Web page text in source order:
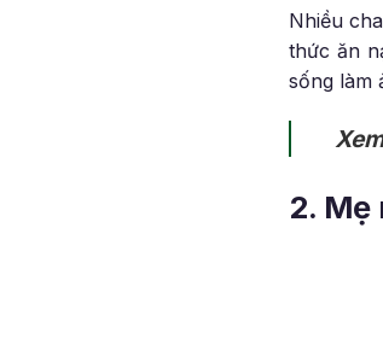
Nhiều
thức ăn
sống làm
2. Mẹ